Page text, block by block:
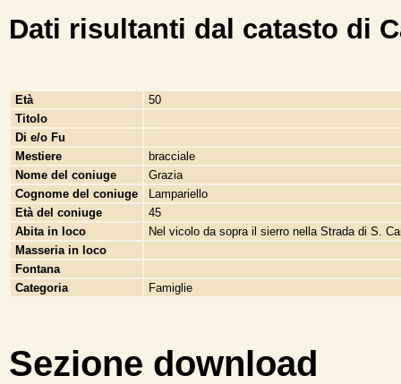
Dati risultanti dal catasto di
Età
50
Titolo
Di e/o Fu
Mestiere
bracciale
Nome del coniuge
Grazia
Cognome del coniuge
Lampariello
Età del coniuge
45
Abita in loco
Nel vicolo da sopra il sierro nella Strada di S.
Masseria in loco
Fontana
Categoria
Famiglie
Sezione download